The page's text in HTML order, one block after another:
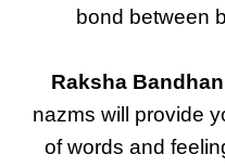
bond between
Raksha
nazms will provide
of words and